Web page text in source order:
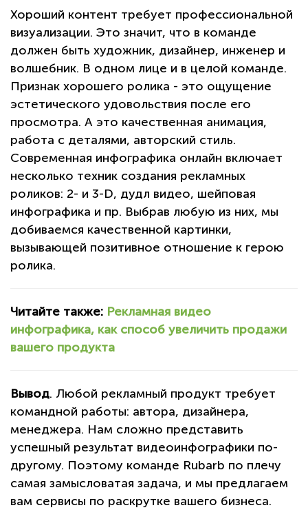
Хороший контент требует профессиональной
визуализации. Это значит, что в команде
должен быть художник, дизайнер, инженер и
волшебник. В одном лице и в целой команде.
Признак хорошего ролика - это ощущение
эстетического удовольствия после его
просмотра. А это качественная анимация,
работа с деталями, авторский стиль.
Современная инфографика онлайн включает
несколько техник создания рекламных
роликов: 2- и 3-D, дудл видео, шейповая
инфографика и пр. Выбрав любую из них, мы
добиваемся качественной картинки,
вызывающей позитивное отношение к герою
ролика.
Читайте также: Рекламная видео
инфографика, как способ увеличить продажи
вашего продукта
Вывод. Любой рекламный продукт требует
командной работы: автора, дизайнера,
менеджера. Нам сложно представить
успешный результат видеоинфографики по-
другому. Поэтому команде Rubarb по плечу
самая замысловатая задача, и мы предлагаем
вам сервисы по раскрутке вашего бизнеса.